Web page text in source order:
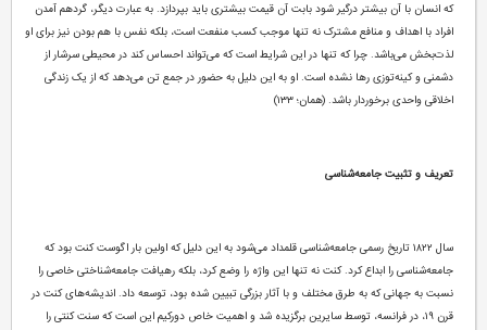
که انسان با آن بیشتر درگیر شود بابت آن قیمت بیشتری باید بپردازد. به عبارت دیگر، گردهم آمدن
افراد با اهداف و منافع مشترک نه تنها موجب کسب منفعت است، بلکه نفس با هم بودن نیز برای او
لذت‌بخش می‌باشد. چرا که تنها در این شرایط است که می‌تواند احساس کند در محیطی سرشار از
دشمنی و کینه‌توزی رها نشده است. او به این دلیل به حضور در جمع تن می‌دهد که از یک زندگی
اخلاقی واحدی برخوردار باشد. (همان؛ ۱۳۳)
تعریف و تثبیت جامعه‌شناسی
سال ۱۸۲۲ تاریخ رسمی جامعه‌‌شناسی قلمداد می‌شود به این دلیل که اولین بار اگوست کنت بود که
جامعه‌شناسی را ابداع کرد. کنت نه تنها این واژه را وضع کرد، بلکه رهیافت جامعه‌شناختی خاصی را
نسبت به جهانی که به طرق مختلف و با آثار بزرگی تبیین شده بود، توسعه داد. اندیشه‌های کنت در
قرن ۱۹، در فرانسه، توسط سایرین برگزیده شد و اهمیت خاص دورکیم این است که سنت کنتی را